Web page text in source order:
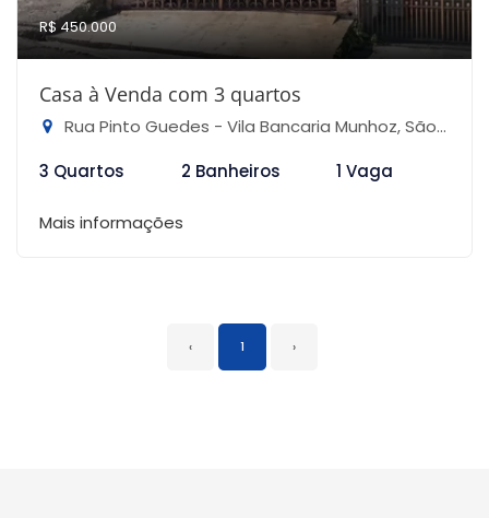
R$ 450.000
Casa à Venda com 3 quartos
Rua Pinto Guedes - Vila Bancaria Munhoz, São Paulo-SP
3 Quartos
2 Banheiros 1 Vaga
Mais informações
‹ 1 ›